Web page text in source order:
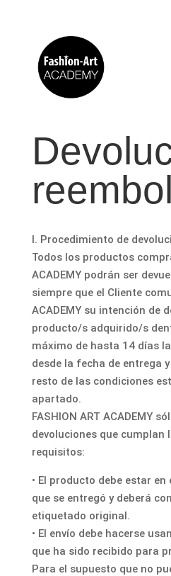
I. Procedimiento de
Todos los productos
ACADEMY podrán ser
siempre que el Cliente
ACADEMY su intención de
producto/s adquirido/s
máximo de hasta 14 días
desde la fecha de entrega
resto de las condiciones
apartado.
FASHION ART ACADEMY
devoluciones que cumplan
requisitos:
• El producto debe estar
que se entregó y deberá
etiquetado original.
• El envío debe hacerse
que ha sido recibido para
Para el supuesto que no